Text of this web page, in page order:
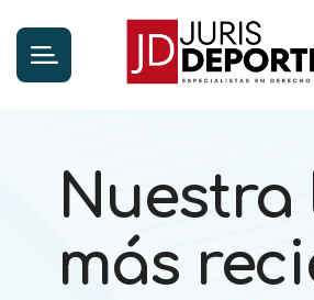
Nuestra
más